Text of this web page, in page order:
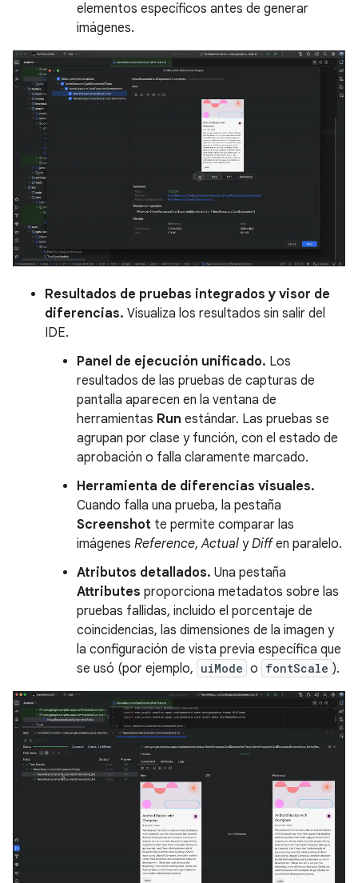
elementos específicos antes de generar
imágenes.
Resultados de pruebas integrados y visor de
diferencias. Visualiza los resultados sin salir del
IDE.
Panel de ejecución unificado. Los
resultados de las pruebas de capturas de
pantalla aparecen en la ventana de
herramientas Run estándar. Las pruebas se
agrupan por clase y función, con el estado de
aprobación o falla claramente marcado.
Herramienta de diferencias visuales.
Cuando falla una prueba, la pestaña
Screenshot te permite comparar las
imágenes Reference,Actual yDiffen paralelo.
Atributos detallados. Una pestaña
Attributes proporciona metadatos sobre las
pruebas fallidas, incluido el porcentaje de
coincidencias, las dimensiones de la imagen y
la configuración de vista previa específica que
se usó (por ejemplo, uiMode o fontScale ).